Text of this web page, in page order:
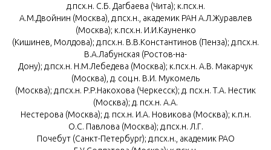
д.псх.н. С.Б. Дагбаева (Чита); к.псх.н.
А.М.Двойнин (Москва), д.псх.н., академик РАН А.Л.Журавлев
(Москва); к.псх.н. И.И.Кауненко
(Кишинев, Молдова); д.псх.н. В.В.Константинов (Пенза); д.псх.н.
В.А.Лабунская (Ростов-на-
Дону); д.псх.н. Н.М.Лебедева (Москва); к.псх.н. А.В. Макарчук
(Москва), д. соц.н. В.И. Мукомель
(Москва); д.псх.н. Р.Р.Накохова (Черкесск); д. псх.н. Т.А. Нестик
(Москва); д. псх.н. А.А.
Нестерова (Москва); д. псх.н. И.А. Новикова (Москва); к.п.н.
О.С. Павлова (Москва); д.псх.н. Л.Г.
Почебут (Санкт-Петербург); д.псх.н., академик РАО